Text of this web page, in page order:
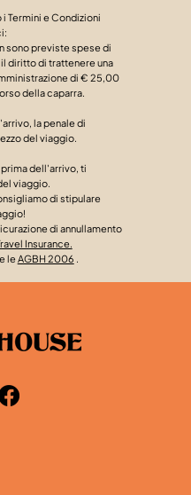
Termini e Condizioni
sono previste spese di
diritto di trattenere una
di € 25,00
della caparra.
la penale di
del viaggio.
dell'arrivo, ti
viaggio.
di stipulare
di annullamento
Insurance.
le AGBH 2006 .